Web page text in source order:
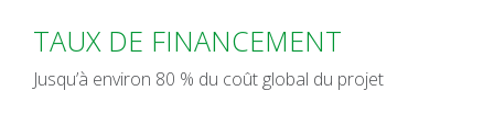
TAUX DE FINANCEMENT
Jusqu’à environ 80 % du coût global du projet